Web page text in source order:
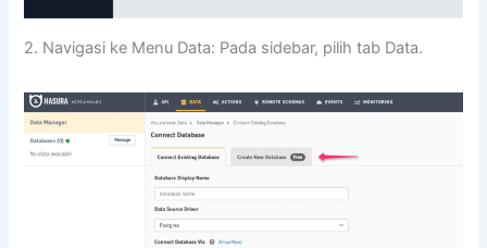
2. Navigasi ke Menu Data: Pada sidebar, pilih tab Data.